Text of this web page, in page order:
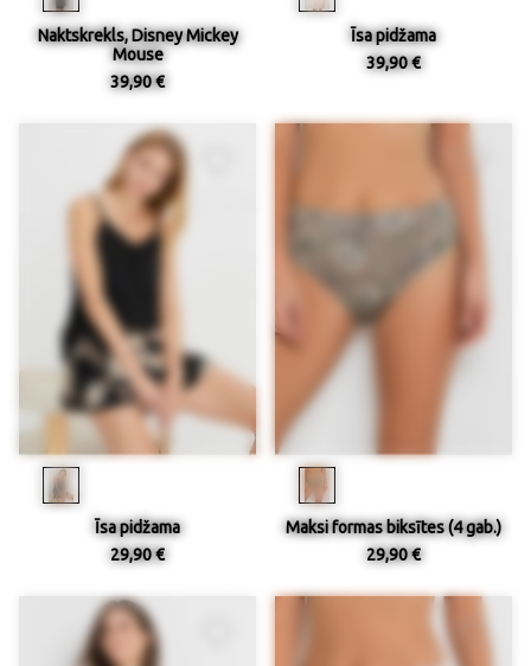
Naktskrekls, Disney Mickey
Mouse
39,90 €
Īsa pidžama
39,90 €
Īsa pidžama
29,90 €
Maksi formas biksītes (4 gab.)
29,90 €